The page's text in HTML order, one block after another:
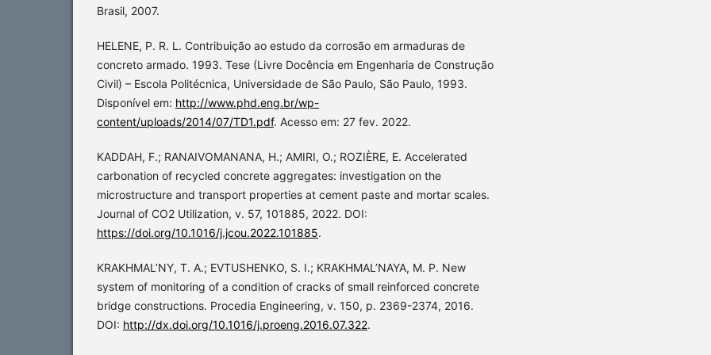
Brasil, 2007.
HELENE, P. R. L. Contribuição ao estudo da corrosão em armaduras de
concreto armado. 1993. Tese (Livre Docência em Engenharia de Construção
Civil) – Escola Politécnica, Universidade de São Paulo, São Paulo, 1993.
Disponível em: http://www.phd.eng.br/wp-
content/uploads/2014/07/TD1.pdf. Acesso em: 27 fev. 2022.
KADDAH, F.; RANAIVOMANANA, H.; AMIRI, O.; ROZIÈRE, E. Accelerated
carbonation of recycled concrete aggregates: investigation on the
microstructure and transport properties at cement paste and mortar scales.
Journal of CO2 Utilization, v. 57, 101885, 2022. DOI:
https://doi.org/10.1016/j.jcou.2022.101885.
KRAKHMAL’NY, T. A.; EVTUSHENKO, S. I.; KRAKHMAL’NAYA, M. P. New
system of monitoring of a condition of cracks of small reinforced concrete
bridge constructions. Procedia Engineering, v. 150, p. 2369-2374, 2016.
DOI: http://dx.doi.org/10.1016/j.proeng.2016.07.322.